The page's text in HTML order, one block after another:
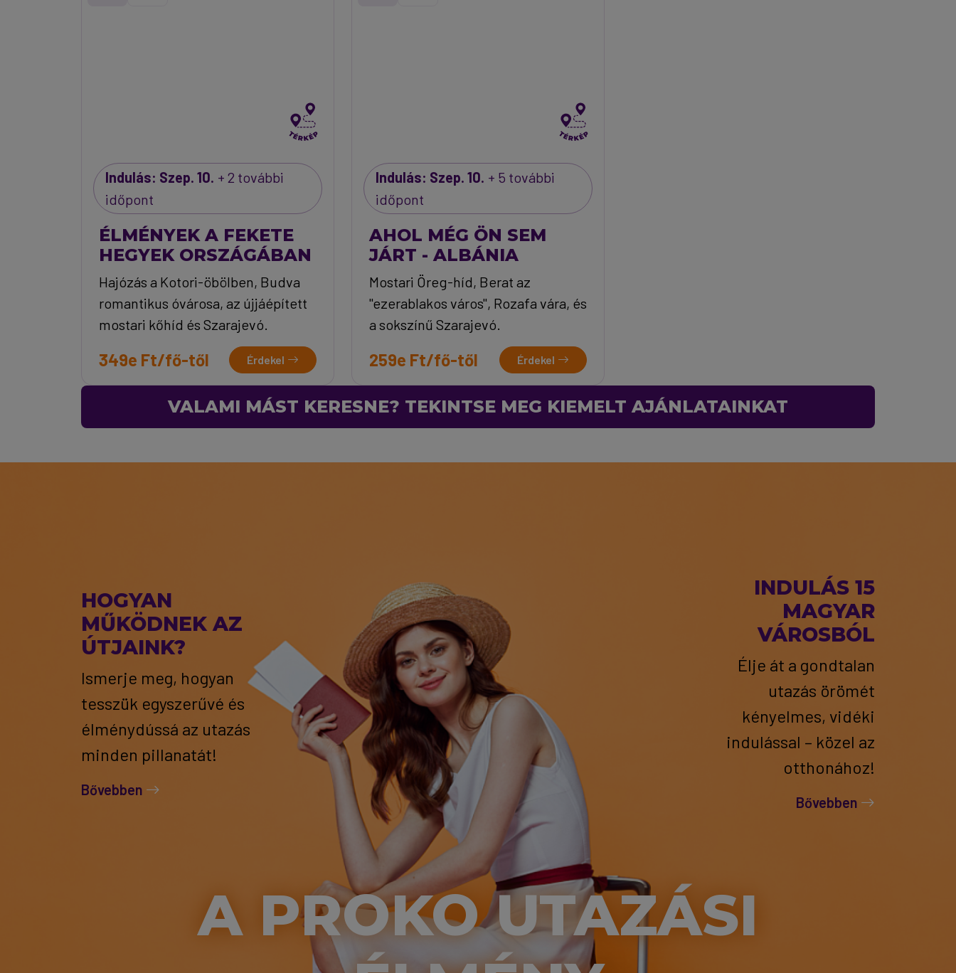
Indulás: Szep. 10. + 2 további
időpont
ÉLMÉNYEK A FEKETE
HEGYEK ORSZÁGÁBAN
Hajózás a Kotori-öbölben, Budva
romantikus óvárosa, az újjáépített
mostari kőhíd és Szarajevó.
349e Ft/fő-től Érdekel
Indulás: Szep. 10. + 5 további
időpont
AHOL MÉG ÖN SEM
JÁRT - ALBÁNIA
Mostari Öreg-híd, Berat az
"ezerablakos város", Rozafa vára, és
a sokszínű Szarajevó.
259e Ft/fő-től Érdekel
VALAMI MÁST KERESNE? TEKINTSE MEG KIEMELT AJÁNLATAINKAT
HOGYAN
MŰKÖDNEK AZ
ÚTJAINK?
Ismerje meg, hogyan
tesszük egyszerűvé és
élménydússá az utazás
minden pillanatát!
Bővebben
INDULÁS 15
MAGYAR
VÁROSBÓL
Élje át a gondtalan
utazás örömét
kényelmes, vidéki
indulással – közel az
otthonához!
Bővebben
A PROKO UTAZÁSI